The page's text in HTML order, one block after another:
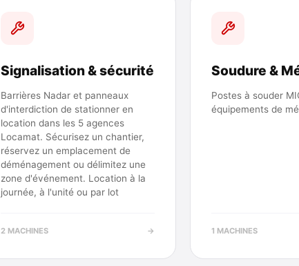
Signalisation & sécurité
Barrières Nadar et panneaux
d'interdiction de stationner en
location dans les 5 agences
Locamat. Sécurisez un chantier,
réservez un emplacement de
déménagement ou délimitez une
zone d'événement. Location à la
journée, à l'unité ou par lot
2 MACHINES →
Soudure &
Postes à souder
équipements de
1 MACHINES